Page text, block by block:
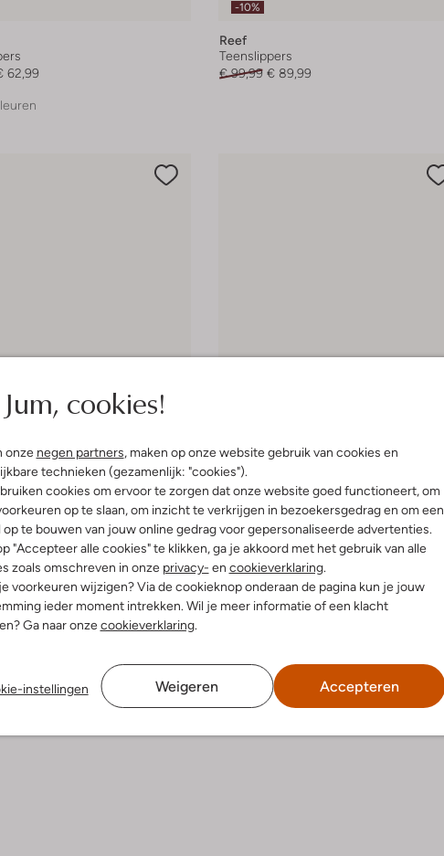
Jum, cookies!
onze negen partners, maken op onze website gebruik van cookies en
technieken (gezamenlijk: "cookies").
cookies om ervoor te zorgen dat onze website goed functioneert, om
op te slaan, om inzicht te verkrijgen in bezoekersgedrag en om een
op te bouwen van jouw online gedrag voor gepersonaliseerde advertenties.
"Accepteer alle cookies" te klikken, ga je akkoord met het gebruik van alle
zoals omschreven in onze privacy- en cookieverklaring.
voorkeuren wijzigen? Via de cookieknop onderaan de pagina kun je jouw
ieder moment intrekken. Wil je meer informatie of een klacht
Ga naar onzecookieverklaring.
instellingen Weigeren Accepteren
62,99
-10%
Reef
Teenslippers
€ 99,99 € 89,99
89,99
-10%
Birkenstock
Teenslippers
€ 89,99 € 80,99
+ meer kleuren